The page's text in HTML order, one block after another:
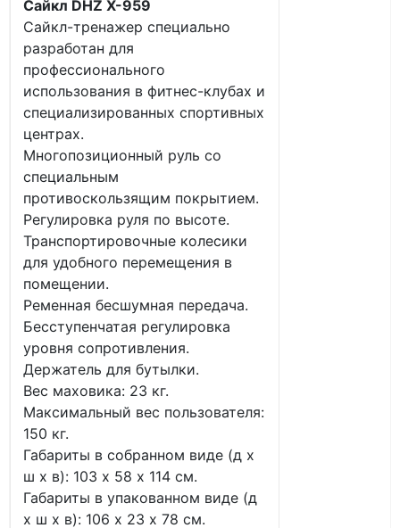
Сайкл DHZ X-959
Сайкл-тренажер специально
разработан для
профессионального
использования в фитнес-клубах и
специализированных спортивных
центрах.
Многопозиционный руль со
специальным
противоскользящим покрытием.
Регулировка руля по высоте.
Транспортировочные колесики
для удобного перемещения в
помещении.
Ременная бесшумная передача.
Бесступенчатая регулировка
уровня сопротивления.
Держатель для бутылки.
Вес маховика: 23 кг.
Максимальный вес пользователя:
150 кг.
Габариты в собранном виде (д х
ш х в): 103 х 58 х 114 см.
Габариты в упакованном виде (д
х ш х в): 106 х 23 х 78 см.